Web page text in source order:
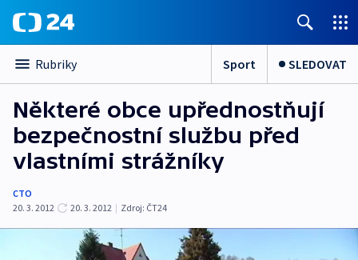
Rubriky Sport SLEDOVAT
Některé obce upřednostňují
bezpečnostní službu před
vlastními strážníky
CTO
20. 3. 2012
20. 3. 2012 | Zdroj: ČT24